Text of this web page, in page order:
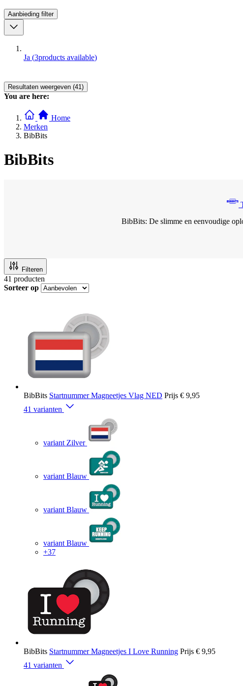
Aanbieding filter
Ja (3products available)
Resultaten weergeven (41)
You are here:
Home
Merken
BibBits
BibBits
BibBits: De slimme en eenvoudige
Filteren
41 producten
Sorteer op
BibBits Startnummer Magneetjes Vlag NED Prijs € 9,95
41 varianten
variant Zilver
variant Blauw
variant Blauw
variant Blauw
+37
BibBits Startnummer Magneetjes I Love Running Prijs € 9,95
41 varianten